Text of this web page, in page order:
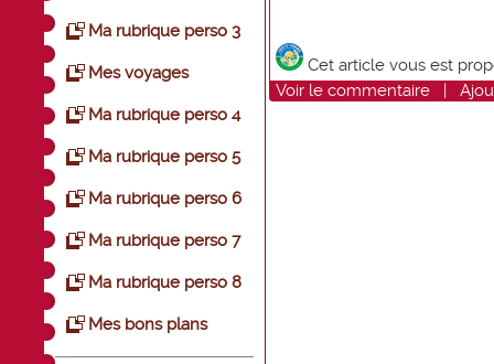
Ma rubrique perso 3
Mes voyages
Ma rubrique perso 4
Ma rubrique perso 5
Ma rubrique perso 6
Ma rubrique perso 7
Ma rubrique perso 8
Mes bons plans
Cet article vous est
Voir le commentaire |